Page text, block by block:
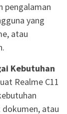
pengalaman
yang
atau
Kebutuhan
Realme C11
atau